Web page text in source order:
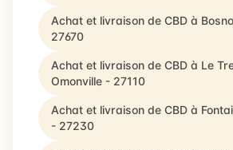
Achat et livraison de CBD à
27670
Achat et livraison de CBD à Le
Omonville - 27110
Achat et livraison de CBD à
- 27230